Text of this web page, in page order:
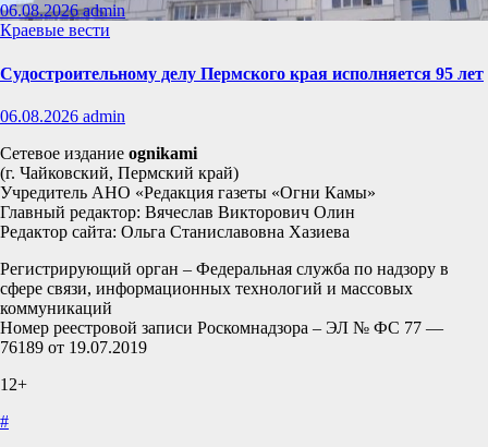
06.08.2026admin
Краевые вести
Судостроительному делу Пермского края исполняется 95 лет
06.08.2026 admin
Сетевое издание ognikami
(г. Чайковский, Пермский край)
Учредитель АНО «Редакция газеты «Огни Камы»
Главный редактор: Вячеслав Викторович Олин
Редактор сайта: Ольга Станиславовна Хазиева
Регистрирующий орган – Федеральная служба по надзору в
сфере связи, информационных технологий и массовых
коммуникаций
Номер реестровой записи Роскомнадзора – ЭЛ № ФС 77 —
76189 от 19.07.2019
12+
#